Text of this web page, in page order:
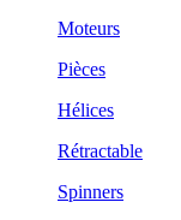
Moteurs
Pièces
Hélices
Rétractable
Spinners